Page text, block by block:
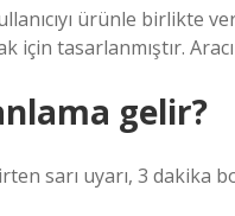
ürünle birlikte
için tasarlanmıştır.
gelir?
sarı uyarı, 3